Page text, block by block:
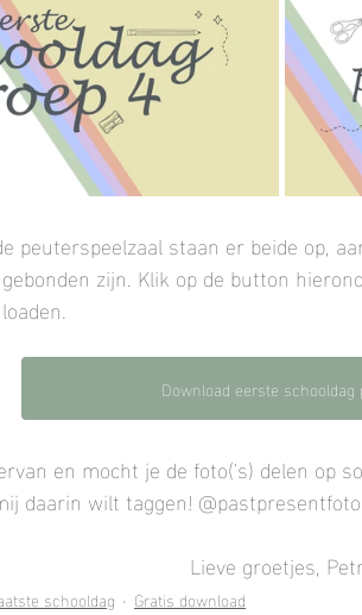
peuterspeelzaal staan er beide op,
zijn. Klik op de button
Download eerste schooldag
en mocht je de foto('s) delen op
daarin wilt taggen!
Lieve groetjes,
schooldag Gratis download